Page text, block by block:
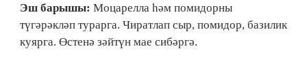
Эш барышы: Моцарелла һәм помидорны
түгәрәкләп турарга. Чиратлап сыр, помидор, базилик
куярга. Өстенә зәйтүн мае сибәргә.